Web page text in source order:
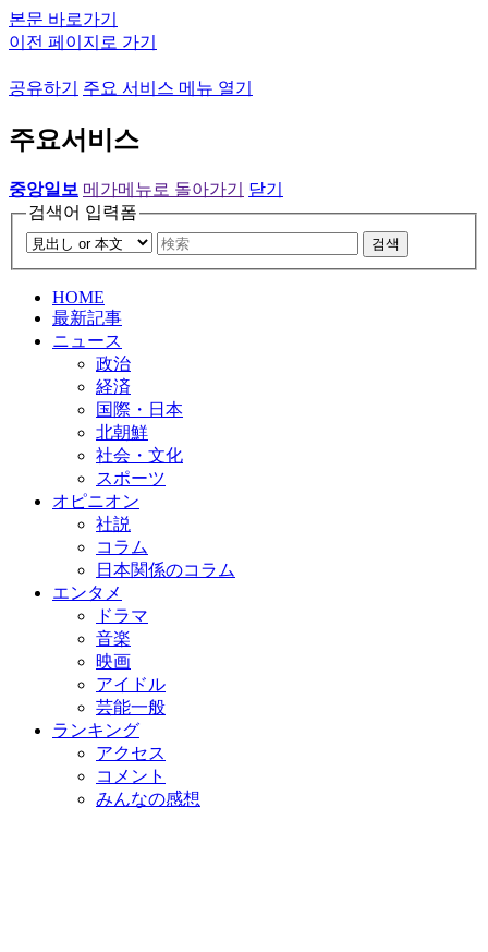
본문 바로가기
이전 페이지로 가기
공유하기 주요 서비스 메뉴 열기
주요서비스
중앙일보 메가메뉴로 돌아가기
닫기
검색어 입력폼
검색
HOME
最新記事
ニュース
政治
経済
国際・日本
北朝鮮
社会・文化
スポーツ
オピニオン
社説
コラム
日本関係のコラム
エンタメ
ドラマ
音楽
映画
アイドル
芸能一般
ランキング
アクセス
コメント
みんなの感想